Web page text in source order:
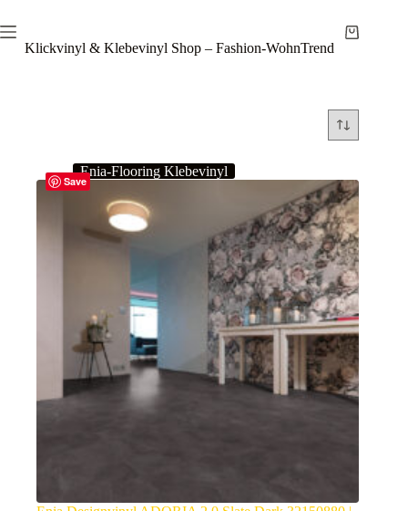
Inhalt
springenKlickvinyl & Klebevinyl Shop – Fashion-WohnTrend
Warenkorb
Save
Enia-Flooring Klebevinyl